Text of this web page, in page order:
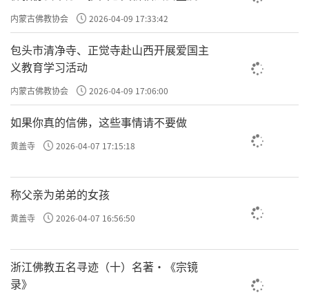
主义电影观影活动”
内蒙古佛教协会 2026-04-09 17:33:42
包头市清净寺、正觉寺赴山西开展爱国主
义教育学习活动
内蒙古佛教协会 2026-04-09 17:06:00
如果你真的信佛，这些事情请不要做
黄盖寺 2026-04-07 17:15:18
称父亲为弟弟的女孩
黄盖寺 2026-04-07 16:56:50
浙江佛教五名寻迹（十）名著·《宗镜
录》